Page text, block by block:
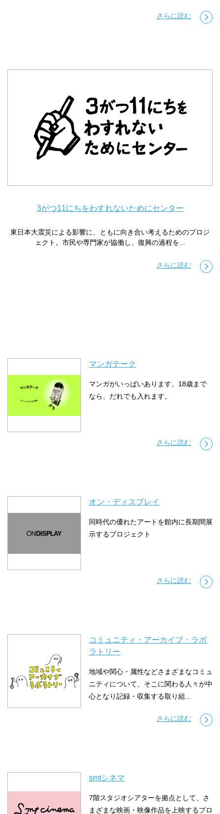
さらに読む
3がつ11にちをわすれないためにセンター
東日本大震災による影響に、ともに向き合い考えるためのプロジ
ェクト。市民や専門家が協働し、復興の過程を...
さらに読む
マンガテーク
マンガがいっぱいあります。18歳まで
なら、だれでも入れます。
さらに読む
オン・ディスプレイ
同時代の優れたアートを館内に長期間展
示するプロジェクト
さらに読む
コミュニティ・アーカイブ・ラボ
ラトリー
地域や関心・属性などさまざまなコミュ
ニティについて、そこに関わる人々が中
心となり記録・収集する取り組...
さらに読む
smtシネマ
7階スタジオシアターを拠点として、さ
まざまな映画・映像作品を上映するプロ